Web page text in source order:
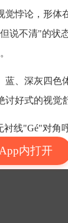
内打开
觉悖论，形体
说不清"的状
蓝、深灰四色
好式的视觉
线"Gé"对角
在感。